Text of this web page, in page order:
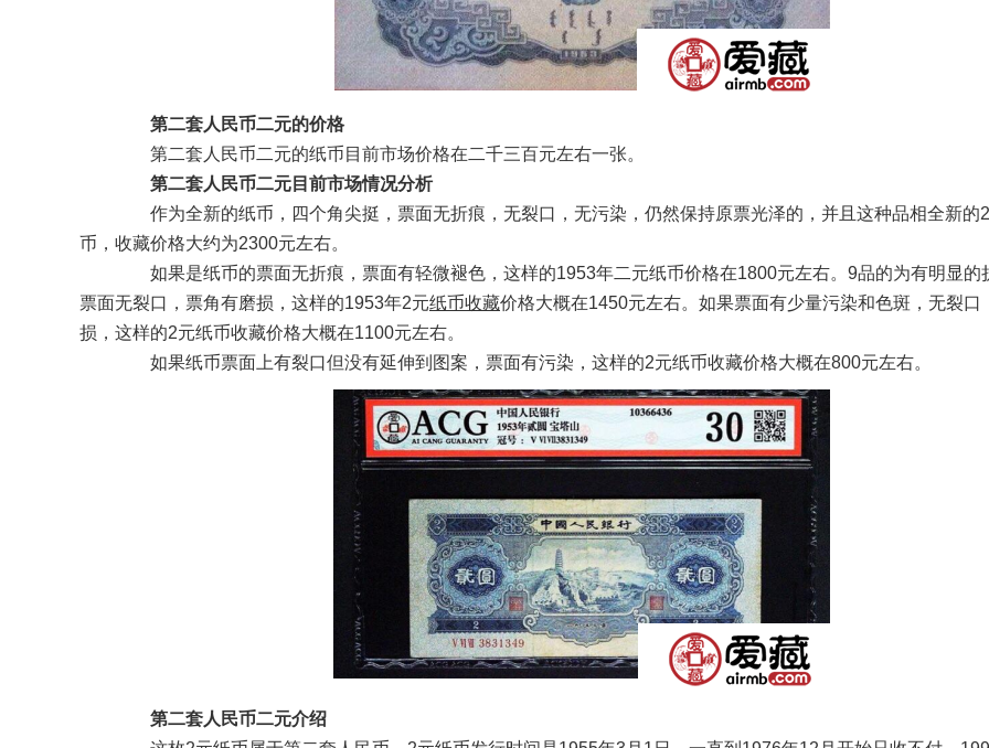
第二套人民币二元的价格
第二套人民币二元的纸币目前市场价格在二千三百元左右一张。
第二套人民币二元目前市场情况分析
作为全新的纸币，四个角尖挺，票面无折痕，无裂口，无污染，仍然保持原票光泽的，并且这种品相全新的
币，收藏价格大约为2300元左右。
如果是纸币的票面无折痕，票面有轻微褪色，这样的1953年二元纸币价格在1800元左右。9品的为有明显的
票面无裂口，票角有磨损，这样的1953年2元纸币收藏价格大概在1450元左右。如果票面有少量污染和色斑，无裂口
损，这样的2元纸币收藏价格大概在1100元左右。
如果纸币票面上有裂口但没有延伸到图案，票面有污染，这样的2元纸币收藏价格大概在800元左右。
第二套人民币二元介绍